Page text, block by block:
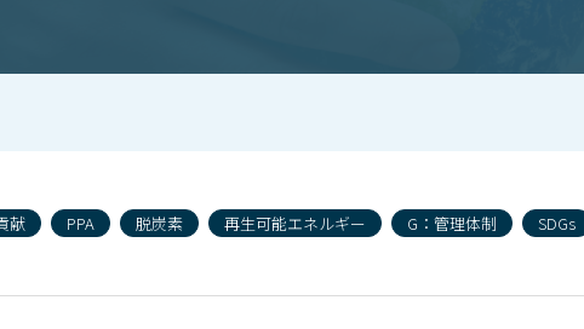
献 PPA 脱炭素 再生可能エネルギー G：管理体制 SDGs